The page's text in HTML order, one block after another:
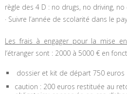
règle des 4 D : no drugs, no driving, no
· Suivre l’année de scolarité dans le
Les frais à engager pour la mise
l’étranger sont : 2000 à 5000 € en
dossier et kit de départ 750 euros
caution : 200 euros restituée au